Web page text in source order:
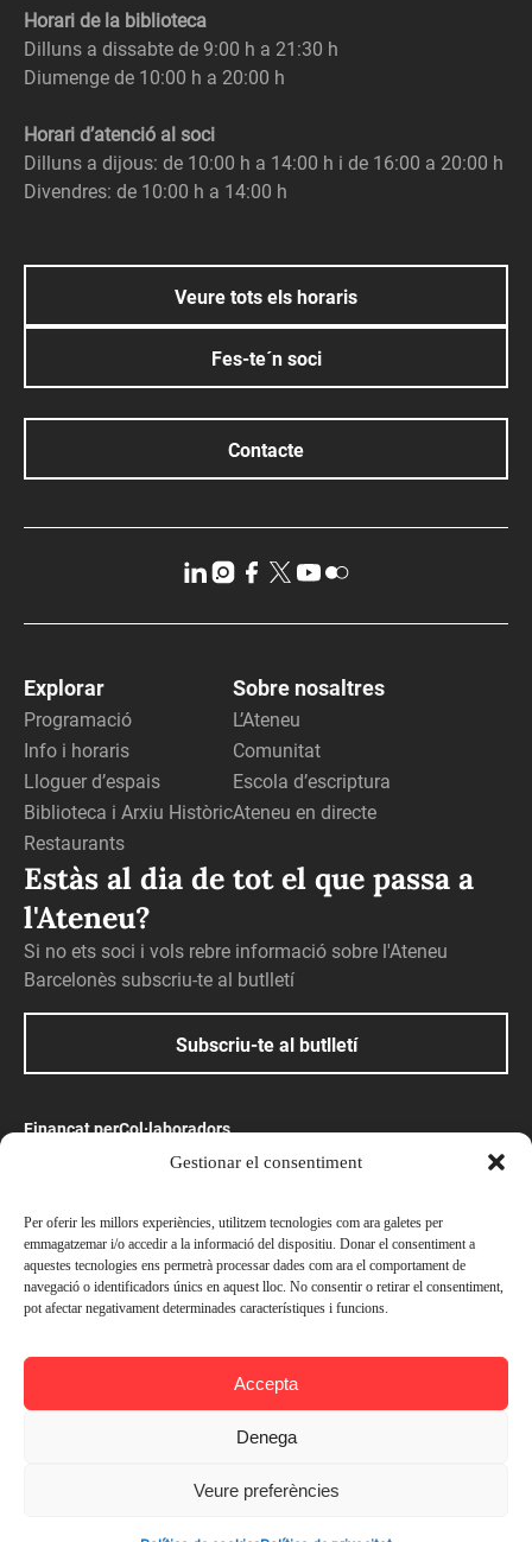
Gestionar el consentiment
Per oferir les millors experiències, utilitzem tecnologies com ara galetes per
emmagatzemar i/o accedir a la informació del dispositiu. Donar el consentiment a
aquestes tecnologies ens permetrà processar dades com ara el comportament de
navegació o identificadors únics en aquest lloc. No consentir o retirar el consentiment,
pot afectar negativament determinades característiques i funcions.
Accepta
Denega
Veure preferències
Horari de la biblioteca
Dilluns a dissabte de 9:00 h a 21:30 h
Diumenge de 10:00 h a 20:00 h
Horari d’atenció al soci
Dilluns a dijous: de 10:00 h a 14:00 h i de 16:00 a 20:00 h
Divendres: de 10:00 h a 14:00 h
Veure tots els horaris
Fes-te´n soci
Contacte
Explorar
Programació
Info i horaris
Lloguer d’espais
Biblioteca i Arxiu Històric
Restaurants
Sobre nosaltres
L’Ateneu
Comunitat
Escola d’escriptura
Ateneu en directe
Estàs al dia de tot el que passa a
l'Ateneu?
Si no ets soci i vols rebre informació sobre l'Ateneu
Barcelonès subscriu-te al butlletí
Subscriu-te al butlletí
Finançat perCol·laboradors
© Ateneu Barcelonès, 2026. Tots els drets reservats
Avís legal